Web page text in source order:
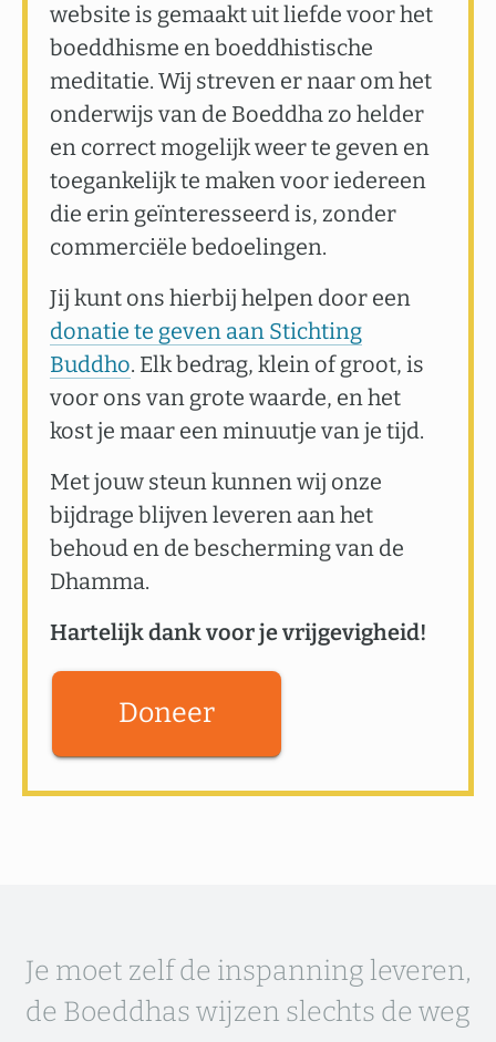
website is gemaakt uit liefde voor het
boeddhisme en boeddhistische
meditatie. Wij streven er naar om het
onderwijs van de Boeddha zo helder
en correct mogelijk weer te geven en
toegankelijk te maken voor iedereen
die erin geïnteresseerd is, zonder
commerciële bedoelingen.
Jij kunt ons hierbij helpen door een
donatie te geven aan Stichting
Buddho. Elk bedrag, klein of groot, is
voor ons van grote waarde, en het
kost je maar een minuutje van je tijd.
Met jouw steun kunnen wij onze
bijdrage blijven leveren aan het
behoud en de bescherming van de
Dhamma.
Hartelijk dank voor je vrijgevigheid!
Doneer
Je moet zelf de inspanning leveren,
de Boeddhas wijzen slechts de weg